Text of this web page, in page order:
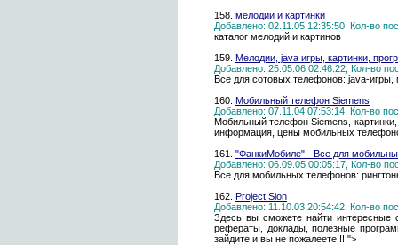
158. мелодии и картинки
Добавлено: 02.11.05 12:35:50, Кол-во
каталог мелодий и картинов
159. Мелодии, java игры, картинки,
Добавлено: 25.05.06 02:46:22, Кол-во
Все для сотовых телефонов: java-
160. Мобильный телефон Siemens
Добавлено: 07.11.04 07:53:14, Кол-во
Мобильный телефон Siemens,
информация, цены мобильных
161. "ФанкиМобиле" - Все для
Добавлено: 06.09.05 00:05:17, Кол-во
Все для мобильных телефонов:
162. Project Sion
Добавлено: 11.10.03 20:54:42, Кол-во
Здесь вы сможете найти интересные
рефераты, доклады, полезные
зайдите и вы не пожалеете!!!.">